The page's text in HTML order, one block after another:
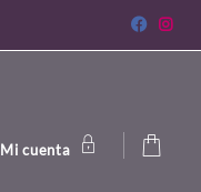
Mi cuenta